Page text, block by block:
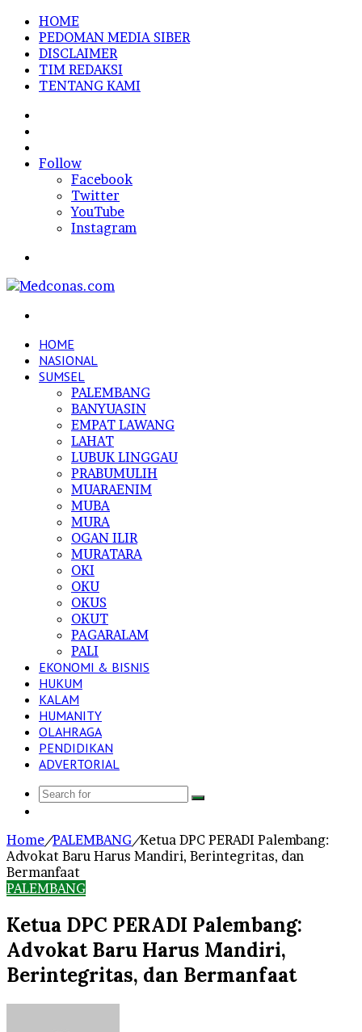
HOME
PEDOMAN MEDIA SIBER
DISCLAIMER
TIM REDAKSI
TENTANG KAMI
In
Follow
Facebook
Twitter
YouTube
Instagram
HOME
NASIONAL
SUMSEL
PALEMBANG
BANYUASIN
EMPAT LAWANG
LAHAT
LUBUK LINGGAU
PRABUMULIH
MUARAENIM
MUBA
MURA
OGAN ILIR
MURATARA
OKI
OKU
OKUS
OKUT
PAGARALAM
PALI
EKONOMI & BISNIS
HUKUM
KALAM
HUMANITY
OLAHRAGA
PENDIDIKAN
ADVERTORIAL
Search
Home/PALEMBANG/Ketua DPC PERADI Palembang:
Advokat Baru Harus Mandiri, Berintegritas, dan
Bermanfaat
PALEMBANG
Ketua DPC PERADI Palembang:
Advokat Baru Harus Mandiri,
Berintegritas, dan Bermanfaat